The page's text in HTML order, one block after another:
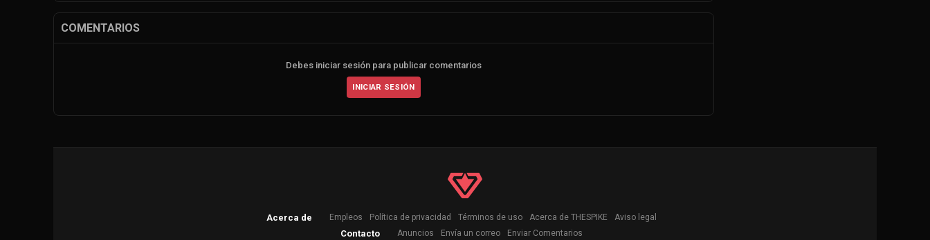
COMENTARIOS
Debes iniciar sesión para publicar comentarios
INICIAR SESIÓN
Acerca de Empleos Política de privacidad Términos de uso Acerca de THESPIKE Aviso legal
Contacto Anuncios Envía un correo Enviar Comentarios